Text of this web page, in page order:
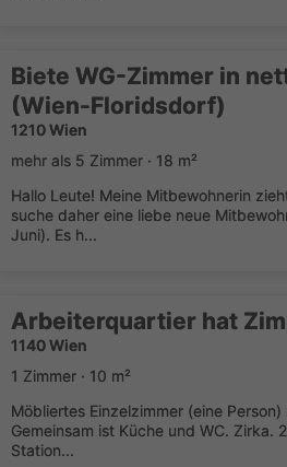
Biete WG-Zimmer in
(Wien-Floridsdorf)
1210 Wien
mehr als 5 Zimmer · 18 m²
Hallo Leute! Meine Mitbewohnerin
suche daher eine liebe neue
Juni). Es h...
Arbeiterquartier hat
1140 Wien
1 Zimmer · 10 m²
Möbliertes Einzelzimmer (eine
Gemeinsam ist Küche und WC. Zirka.
Station...